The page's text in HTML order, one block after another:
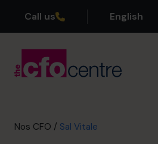
Call us English
Nos CFO
Nos CFO / Sal Vitale